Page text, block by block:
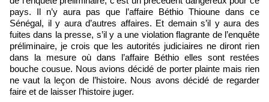
pays. Il n’y aura pas que l’affaire Béthio Thioune dans ce
Sénégal, il y aura d’autres affaires. Et demain s’il y aura des
fuites dans la presse, s’il y a une violation flagrante de l’enquête
préliminaire, je crois que les autorités judiciaires ne diront rien
dans la mesure où dans l’affaire Béthio elles sont restées
bouche cousue. Nous avions décidé de porter plainte mais rien
ne vaut la leçon de l’histoire. Nous avons décidé de regarder
faire et de laisser l’histoire juger.